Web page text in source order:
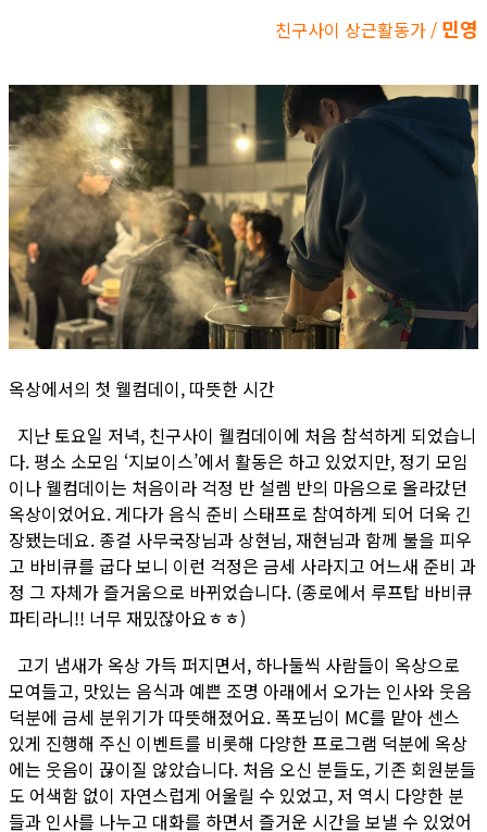
친구사이 상근활동가 / 민영
옥상에서의 첫 웰컴데이, 따뜻한 시간
지난 토요일 저녁, 친구사이 웰컴데이에 처음 참석하게 되었습니
다. 평소 소모임 ‘지보이스’에서 활동은 하고 있었지만, 정기 모임
이나 웰컴데이는 처음이라 걱정 반 설렘 반의 마음으로 올라갔던
옥상이었어요. 게다가 음식 준비 스태프로 참여하게 되어 더욱 긴
장됐는데요. 종걸 사무국장님과 상현님, 재현님과 함께 불을 피우
고 바비큐를 굽다 보니 이런 걱정은 금세 사라지고 어느새 준비 과
정 그 자체가 즐거움으로 바뀌었습니다. (종로에서 루프탑 바비큐
파티라니!! 너무 재밌잖아요ㅎㅎ)
고기 냄새가 옥상 가득 퍼지면서, 하나둘씩 사람들이 옥상으로
모여들고, 맛있는 음식과 예쁜 조명 아래에서 오가는 인사와 웃음
덕분에 금세 분위기가 따뜻해졌어요. 폭포님이 MC를 맡아 센스
있게 진행해 주신 이벤트를 비롯해 다양한 프로그램 덕분에 옥상
에는 웃음이 끊이질 않았습니다. 처음 오신 분들도, 기존 회원분들
도 어색함 없이 자연스럽게 어울릴 수 있었고, 저 역시 다양한 분
들과 인사를 나누고 대화를 하면서 즐거운 시간을 보낼 수 있었어